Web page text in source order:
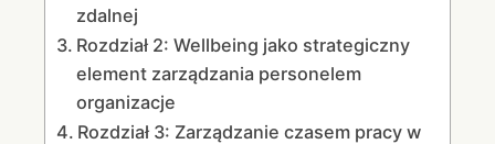
zdalnej
Rozdział 2: Wellbeing jako strategiczny
element zarządzania personelem
organizacje
Rozdział 3: Zarządzanie czasem pracy w